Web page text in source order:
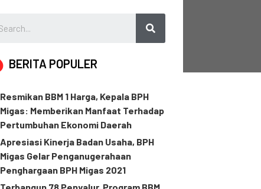
BERITA POPULER
Resmikan BBM 1 Harga, Kepala BPH
Migas: Memberikan Manfaat Terhadap
Pertumbuhan Ekonomi Daerah
Apresiasi Kinerja Badan Usaha, BPH
Migas Gelar Penganugerahaan
Penghargaan BPH Migas 2021
Terbangun 78 Penyalur, Program BBM